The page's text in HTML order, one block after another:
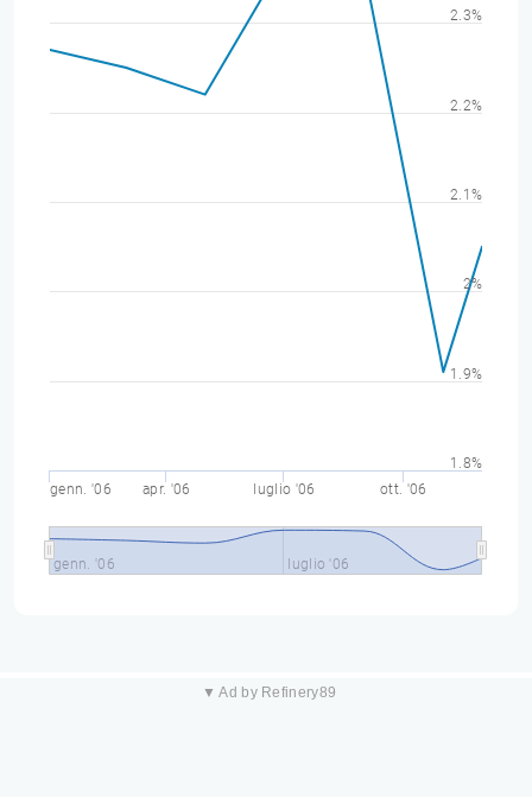
genn. '06 apr. '06 luglio '06 ott. '06
genn. '06 luglio '06
1.8%
1.9%
2%
2.1%
2.2%
2.3%
▼ Ad by Refinery89